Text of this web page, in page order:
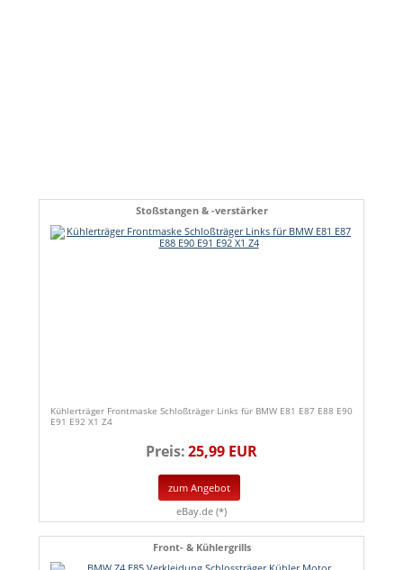
Stoßstangen & -verstärker
Kühlerträger Frontmaske Schloßträger Links für BMW E81 E87 E88 E90
E91 E92 X1 Z4
Preis:25,99 EUR
zum Angebot
eBay.de (*)
Front- & Kühlergrills